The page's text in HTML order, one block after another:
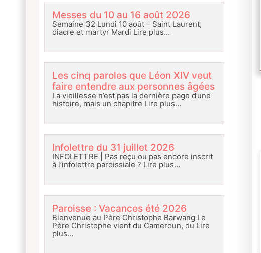
Messes du 10 au 16 août 2026
Semaine 32 Lundi 10 août – Saint Laurent,
diacre et martyr Mardi Lire plus…
Les cinq paroles que Léon XIV veut
faire entendre aux personnes âgées
La vieillesse n’est pas la dernière page d’une
histoire, mais un chapitre Lire plus…
Infolettre du 31 juillet 2026
INFOLETTRE | Pas reçu ou pas encore inscrit
à l’infolettre paroissiale ? Lire plus…
Paroisse : Vacances été 2026
Bienvenue au Père Christophe Barwang Le
Père Christophe vient du Cameroun, du Lire
plus…